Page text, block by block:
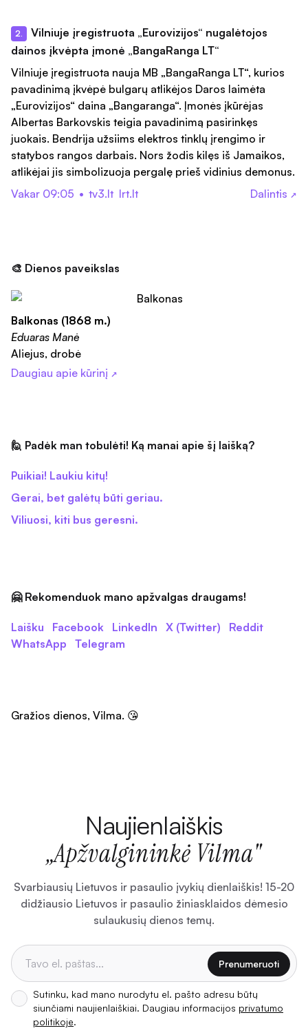
2.
Vilniuje įregistruota „Eurovizijos“ nugalėtojos
dainos įkvėpta įmonė „BangaRanga LT“
Vilniuje įregistruota nauja MB „BangaRanga LT“, kurios
pavadinimą įkvėpė bulgarų atlikėjos Daros laimėta
„Eurovizijos“ daina „Bangaranga“. Įmonės įkūrėjas
Albertas Barkovskis teigia pavadinimą pasirinkęs
juokais. Bendrija užsiims elektros tinklų įrengimo ir
statybos rangos darbais. Nors žodis kilęs iš Jamaikos,
atlikėjai jis simbolizuoja pergalę prieš vidinius demonus.
Vakar 09:05 • tv3.lt lrt.lt Dalintis ↗
🎨 Dienos paveikslas
Balkonas (1868 m.)
Eduaras Manė
Aliejus, drobė
Daugiau apie kūrinį ↗
🙋 Padėk man tobulėti! Ką manai apie šį laišką?
Puikiai! Laukiu kitų!
Gerai, bet galėtų būti geriau.
Viliuosi, kiti bus geresni.
🤗 Rekomenduok mano apžvalgas draugams!
Laišku Facebook LinkedIn X (Twitter)
Reddit
WhatsApp
Telegram
Gražios dienos, Vilma. 😘
Naujienlaiškis
„Apžvalgininkė Vilma"
Svarbiausių Lietuvos ir pasaulio įvykių dienlaiškis! 15-20
didžiausio Lietuvos ir pasaulio žiniasklaidos dėmesio
sulaukusių dienos temų.
Prenumeruoti
Sutinku, kad mano nurodytu el. pašto adresu būtų
siunčiami naujienlaiškiai. Daugiau informacijos privatumo
politikoje.